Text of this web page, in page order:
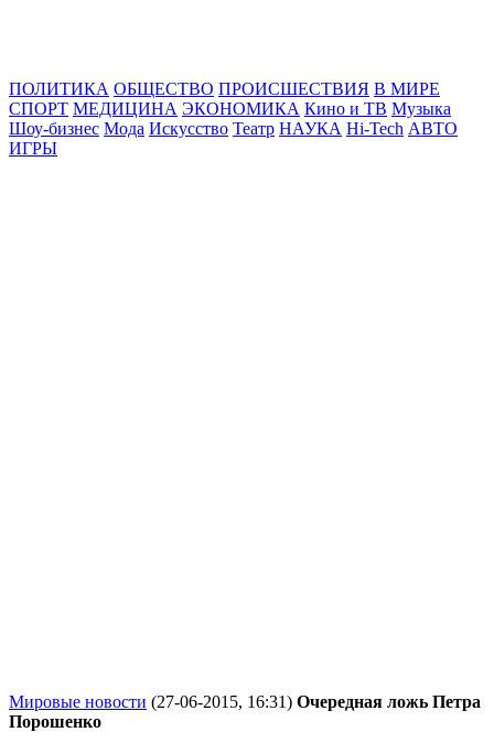
ПОЛИТИКА ОБЩЕСТВО ПРОИСШЕСТВИЯ В МИРЕ
СПОРТ МЕДИЦИНА ЭКОНОМИКА Кино и ТВ Музыка
Шоу-бизнес Мода Искусство Театр НАУКА Hi-Tech АВТО
ИГРЫ
Мировые новости (27-06-2015, 16:31) Очередная ложь Петра
Порошенко